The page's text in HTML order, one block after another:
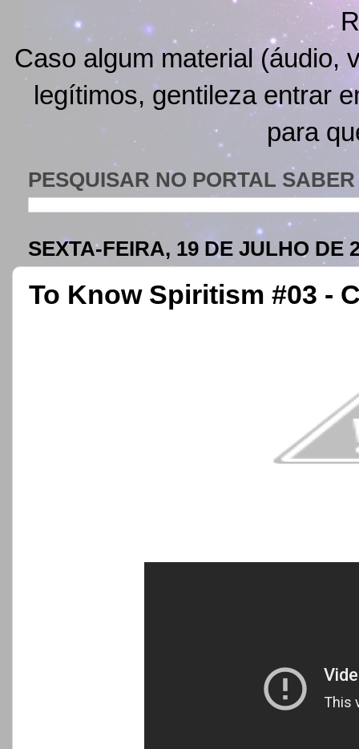
Caso algum material (áudio,
legítimos, gentileza entrar
para
PESQUISAR NO PORTAL
SEXTA-FEIRA, 19 DE JULHO DE
To Know Spiritism #03 -